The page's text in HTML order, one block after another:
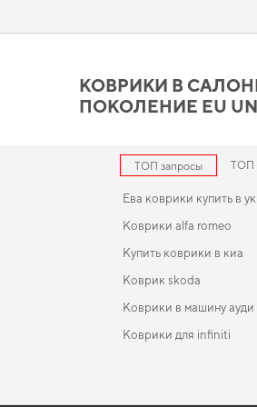
стоит вашего
Вы можете быть уверены в
КОВРИКИ В
ПОКОЛЕНИЕ EU
ТОП запросы ТОП
Ева коврики купить в
Коврики alfa romeo
Купить коврики в киа
Коврик skoda
Коврики в машину ауди
Коврики для infiniti